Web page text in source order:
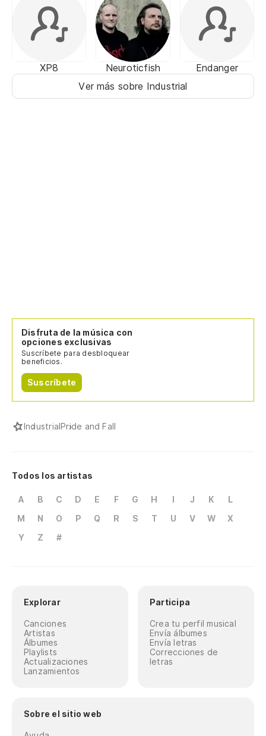
XP8 Neuroticfish
Endanger
Ver más sobre Industrial
Disfruta de la música con
opciones exclusivas
Suscríbete para desbloquear
beneficios.
Suscríbete
IndustrialPride and Fall
Todos los artistas
A B C D E F G H I J K
L
M
N O P Q R S T U V W
X
Y
Z #
Explorar
Canciones
Artistas
Álbumes
Playlists
Actualizaciones
Lanzamientos
Participa
Crea tu perfil musical
Envía álbumes
Envía letras
Correcciones de
letras
Sobre el sitio web